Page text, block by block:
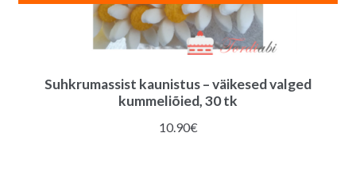
Suhkrumassist kaunistus – väikesed valged
kummeliõied, 30 tk
10.90€